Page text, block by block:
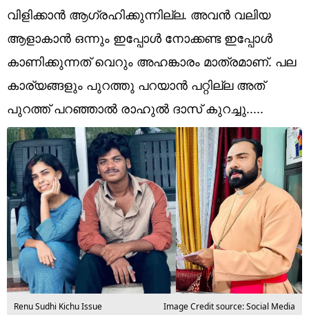
Web Story
Photo
Short Videos
വിളിക്കാൻ ആഗ്രഹിക്കുന്നില്ല. അവൻ വലിയ
ആളാകാൻ ഒന്നും ഇപ്പോൾ നോക്കണ്ട ഇപ്പോൾ
കാണിക്കുന്നത് വെറും അഹങ്കാരം മാത്രമാണ്. പല
കാര്യങ്ങളും പുറത്തു പറയാൻ പറ്റില്ല അത്
പുറത്ത് പറഞ്ഞാൽ രാഹുൽ ദാസ് കുറച്ചു.....
Renu Sudhi Kichu Issue Image Credit source: Social Media